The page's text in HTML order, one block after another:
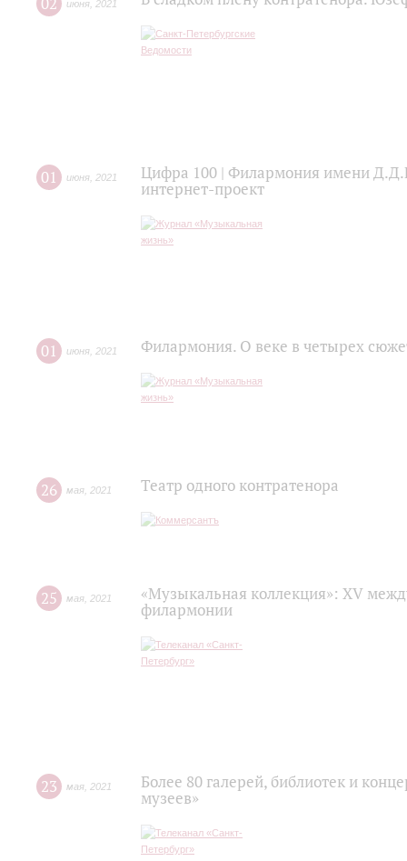
июня 2021
01 июня 2021
Цифра 100 | Филармония имени
интернет-проект
01 июня 2021 Филармония. О веке в четырех
26 мая 2021 Театр одного контратенора
25 мая 2021
«Музыкальная коллекция»: XV
филармонии
23 мая 2021
Более 80 галерей, библиотек и
музеев»